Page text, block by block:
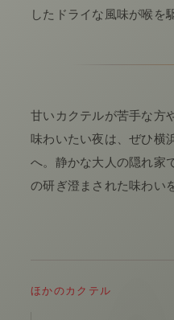
したドライな風味が喉を
甘いカクテルが苦手な方
味わいたい夜は、ぜひ横
へ。静かな大人の隠れ家
の研ぎ澄まされた味わい
ほかのカクテル